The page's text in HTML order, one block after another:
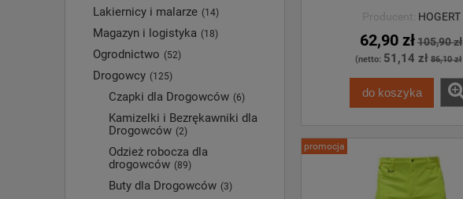
Lakiernicy i malarze (14)
Magazyn i logistyka (18)
Ogrodnictwo (52)
Drogowcy (125)
Czapki dla Drogowców (6)
Kamizelki i Bezrękawniki dla
Drogowców (2)
Odzież robocza dla
drogowców (89)
Buty dla Drogowców (3)
Producent: HOGERT
62,90 zł105,90 zł
(netto: 51,14 zł 86,10 zł
do koszyka
promocja